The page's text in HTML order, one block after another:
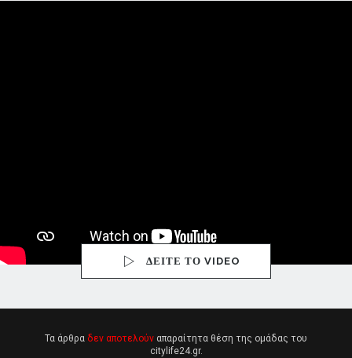
ΔΕΙΤΕ ΤΟ VIDEO
Τα άρθρα δεν αποτελούν απαραίτητα θέση της ομάδας του
citylife24.gr.